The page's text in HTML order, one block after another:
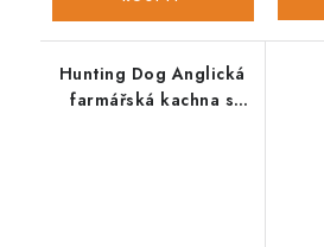
Hunting Dog Anglická
farmářská kachna s